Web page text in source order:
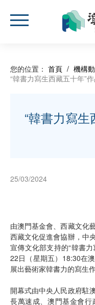
您的位置： 首頁 / 機構
“韓書力寫生西藏五十年”
“韓書力寫
25/03/2024
由澳門基金會、西藏文化
西藏文化促進會協辦，中
宣傳文化部支持的“韓書
22日（星期五）18:30在
展出藝術家韓書力的寫生
開幕式由中央人民政府駐
長萬速成、澳門基金會